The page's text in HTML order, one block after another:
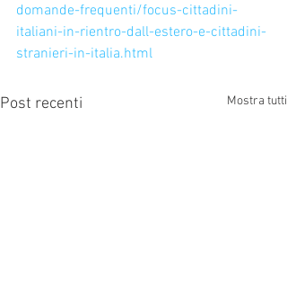
domande-frequenti/focus-cittadini-
italiani-in-rientro-dall-estero-e-cittadini-
stranieri-in-italia.html
Post recenti Mostra tutti